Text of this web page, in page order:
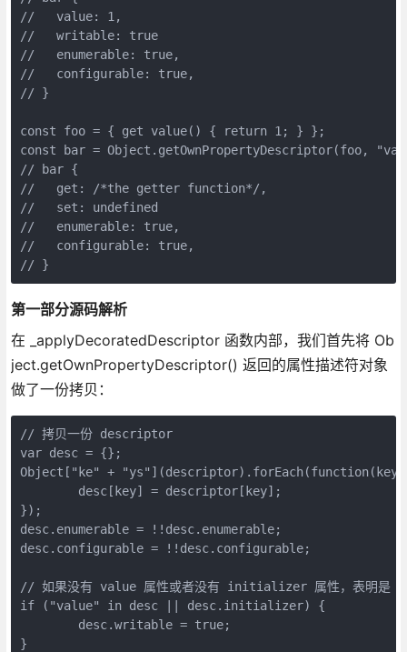
//   value: 1,
//   writable: true
//   enumerable: true,
//   configurable: true,
// }
const foo = { get value() { return 1; } };
const bar = Object.getOwnPropertyDescriptor(foo,
// bar {
//   get: /*the getter function*/,
//   set: undefined
//   enumerable: true,
//   configurable: true,
// }
第一部分源码解析
在 _applyDecoratedDescriptor 函数内部，我们首先将 Ob
ject.getOwnPropertyDescriptor() 返回的属性描述符对象
做了一份拷贝：
// 拷贝一份 descriptor
var desc = {};
Object["ke" +
});
desc.enumerable = !!desc.enumerable;
desc.configurable = !!desc.configurable;
// 如果没有 value 属性或者没有 initializer 属性，表明
if ("value" in desc || desc.initializer) {
}